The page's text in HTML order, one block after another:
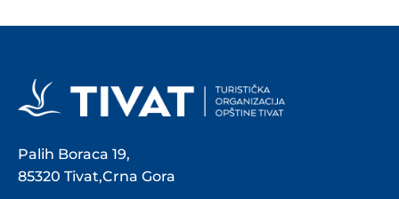
Palih Boraca 19,
85320 Tivat,Crna Gora